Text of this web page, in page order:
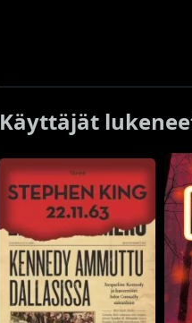
Käyttäjät